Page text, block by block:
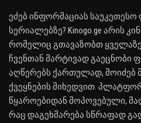
ეძებ ინფორმაციას
სერიალებზე? Kinogo.ge არის
რომელიც გთავაზობთ
ჩვენთან მარტივად
აღწერებს ქართულად, მოიძებ
ქვეყნების მიხედვით.
წყაროებიდან მოპოვებული,
რაც დაგეხმარება სწრაფად